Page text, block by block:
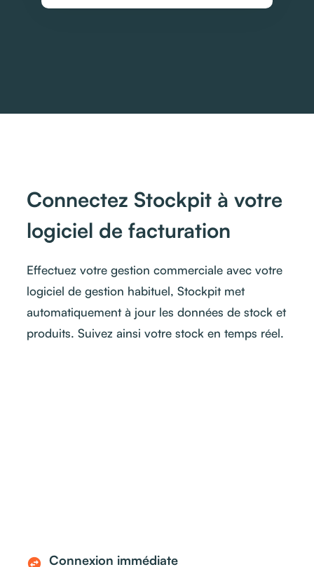
Connectez Stockpit à votre
logiciel de facturation
Effectuez votre gestion commerciale avec votre
logiciel de gestion habituel, Stockpit met
automatiquement à jour les données de stock et
produits. Suivez ainsi votre stock en temps réel.
swap_horizontal_circle Connexion immédiate